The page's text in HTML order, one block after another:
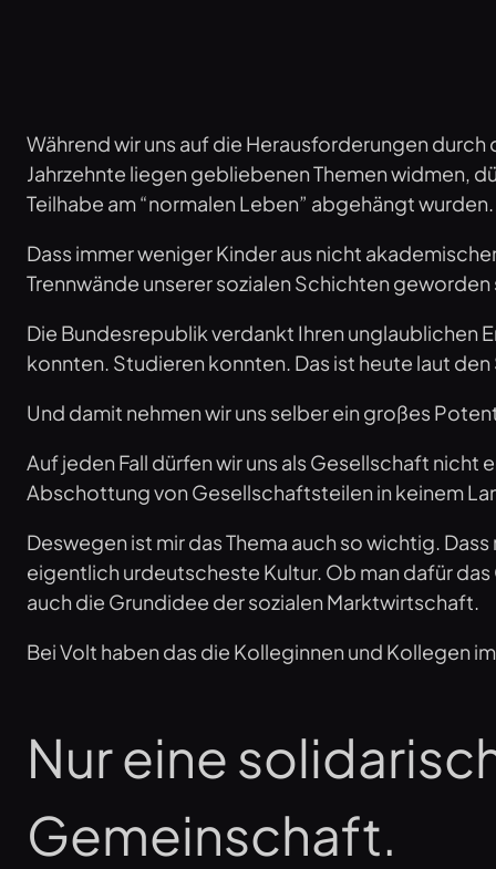
Während wir uns auf die Herausforderungen
Jahrzehnte liegen gebliebenen Themen widmen,
Teilhabe am “normalen Leben” abgehängt wurden.
Dass immer weniger Kinder aus nicht
Trennwände unserer sozialen Schichten geworden
Die Bundesrepublik verdankt Ihren unglaublichen
konnten. Studieren konnten. Das ist heute laut
Und damit nehmen wir uns selber ein großes
Auf jeden Fall dürfen wir uns als Gesellschaft nicht
Abschottung von Gesellschaftsteilen in keinem
Deswegen ist mir das Thema auch so wichtig.
eigentlich urdeutscheste Kultur. Ob man dafür
auch die Grundidee der sozialen Marktwirtschaft.
Bei Volt haben das die Kolleginnen und Kollegen
Nur eine
Gemeinschaft.